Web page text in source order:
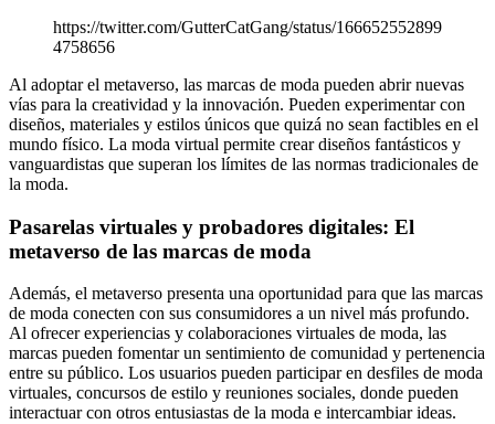
https://twitter.com/GutterCatGang/status/166652552899
4758656
Al adoptar el metaverso, las marcas de moda pueden abrir nuevas
vías para la creatividad y la innovación. Pueden experimentar con
diseños, materiales y estilos únicos que quizá no sean factibles en el
mundo físico. La moda virtual permite crear diseños fantásticos y
vanguardistas que superan los límites de las normas tradicionales de
la moda.
Pasarelas virtuales y probadores digitales: El
metaverso de las marcas de moda
Además, el metaverso presenta una oportunidad para que las marcas
de moda conecten con sus consumidores a un nivel más profundo.
Al ofrecer experiencias y colaboraciones virtuales de moda, las
marcas pueden fomentar un sentimiento de comunidad y pertenencia
entre su público. Los usuarios pueden participar en desfiles de moda
virtuales, concursos de estilo y reuniones sociales, donde pueden
interactuar con otros entusiastas de la moda e intercambiar ideas.